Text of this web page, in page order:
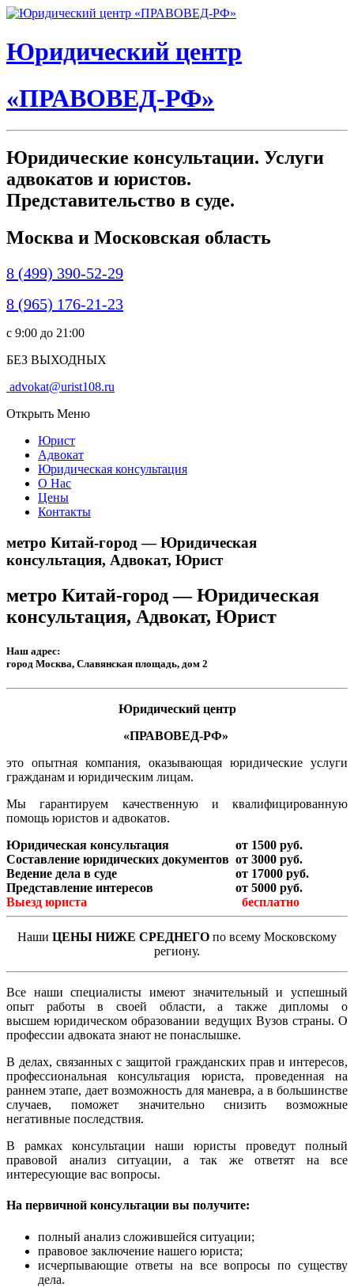
Юридический центр
«ПРАВОВЕД-РФ»
Юридические консультации. Услуги
адвокатов и юристов.
Представительство в суде.
Москва и Московская область
8 (499) 390-52-29
8 (965) 176-21-23
c 9:00 до 21:00
БЕЗ ВЫХОДНЫХ
advokat@urist108.ru
Открыть Меню
Юрист
Адвокат
Юридическая консультация
О Нас
Цены
Контакты
метро Китай-город — Юридическая
консультация, Адвокат, Юрист
метро Китай-город — Юридическая
консультация, Адвокат, Юрист
Наш адрес:
город Москва, Славянская площадь, дом 2
Юридический центр
«ПРАВОВЕД-РФ»
это опытная компания, оказывающая юридические услуги
гражданам и юридическим лицам.
Мы гарантируем качественную и квалифицированную
помощь юристов и адвокатов.
Юридическая консультация
от 1500 руб.
Составление юридических документов от 3000 руб.
Ведение дела в суде
от 17000 руб.
Представление интересов
от 5000 руб.
Выезд юриста
бесплатно
Наши ЦЕНЫ НИЖЕ СРЕДНЕГО по всему Московскому
региону.
Все наши специалисты имеют значительный и успешный
опыт работы в своей области, а также дипломы о
высшем юридическом образовании ведущих Вузов страны. О
профессии адвоката знают не понаслышке.
В делах, связанных с защитой гражданских прав и интересов,
профессиональная консультация юриста, проведенная на
раннем этапе, дает возможность для маневра, а в большинстве
случаев, поможет значительно снизить возможные
негативные последствия.
В рамках консультации наши юристы проведут полный
правовой анализ ситуации, а так же ответят на все
интересующие вас вопросы.
На первичной консультации вы получите:
полный анализ сложившейся ситуации;
правовое заключение нашего юриста;
исчерпывающие ответы на все вопросы по существу
дела.